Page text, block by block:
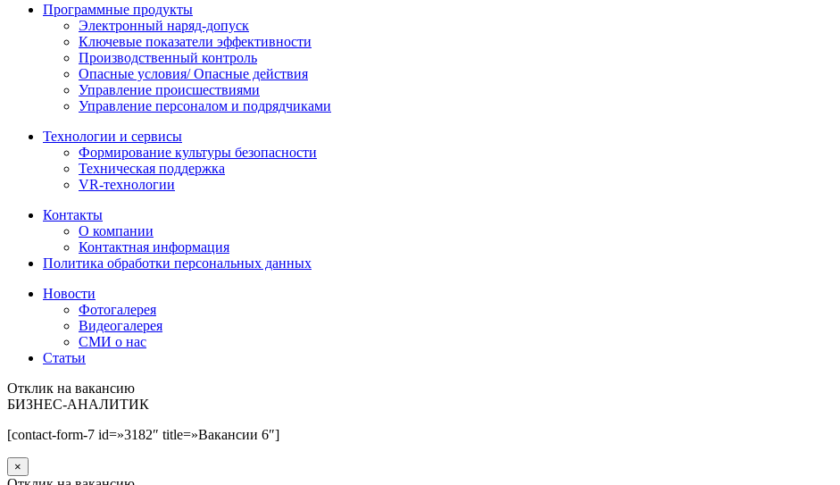
Программные продукты
Электронный наряд-допуск
Ключевые показатели эффективности
Производственный контроль
Опасные условия/ Опасные действия
Управление происшествиями
Управление персоналом и подрядчиками
Технологии и сервисы
Формирование культуры безопасности
Техническая поддержка
VR-технологии
Контакты
О компании
Контактная информация
Политика обработки персональных данных
Новости
Фотогалерея
Видеогалерея
СМИ о нас
Статьи
Отклик на вакансию
БИЗНЕС-АНАЛИТИК
[contact-form-7 id=»3182″ title=»Вакансии 6″]
×